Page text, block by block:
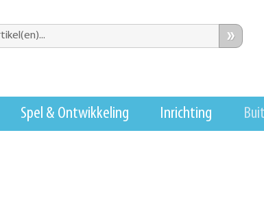
»
Spel & Ontwikkeling Inrichting